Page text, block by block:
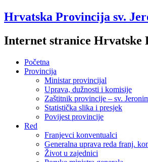
Hrvatska Provincija sv.
Internet stranice Hrvatske
Početna
Provincija
Ministar provincijal
Uprava, dužnosti i komisije
Zaštitnik provincije – sv.
Statistička slika i presjek
Povijest provincije
Red
Franjevci konventualci
Generalna uprava reda franj.
Život u zajednici